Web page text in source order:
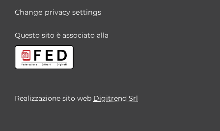
Change privacy settings
Questo sito è associato alla
Realizzazione sito web Digitrend Srl